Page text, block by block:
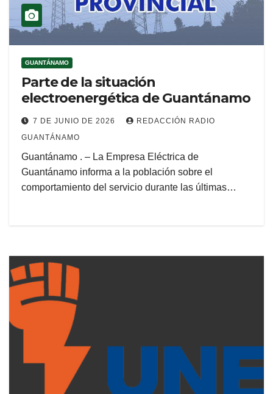
GUANTÁNAMO
Parte de la situación
electroenergética de Guantánamo
7 DE JUNIO DE 2026
REDACCIÓN RADIO
GUANTÁNAMO
Guantánamo . – La Empresa Eléctrica de
Guantánamo informa a la población sobre el
comportamiento del servicio durante las últimas…